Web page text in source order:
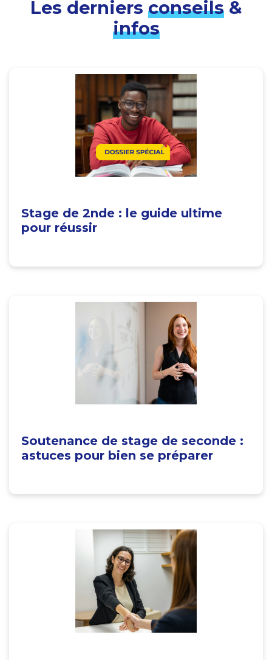
Les derniers conseils&
infos
Stage de 2nde : le guide ultime
pour réussir
Soutenance de stage de seconde :
astuces pour bien se préparer